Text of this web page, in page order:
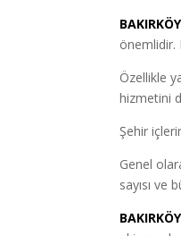
önemlidir.
Özellikle
hizmetini
Şehir
Genel
sayısı ve